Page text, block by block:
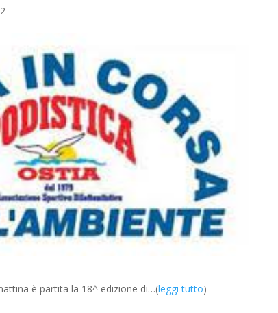
è partita la 18^ edizione di…(leggi tutto)